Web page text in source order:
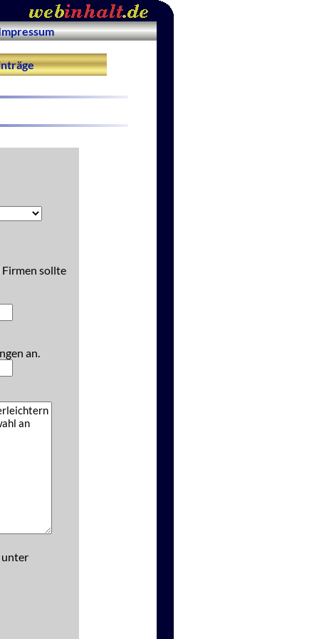
Firmen sollte
an.
unter